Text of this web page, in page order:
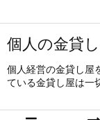
個人の金貸
個人経営の金貸し屋
ている金貸し屋は一